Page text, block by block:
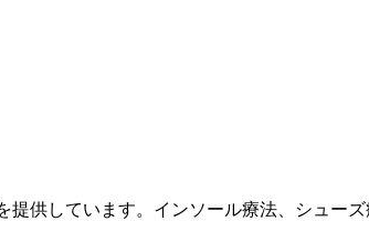
供しています。インソール療法、シュー